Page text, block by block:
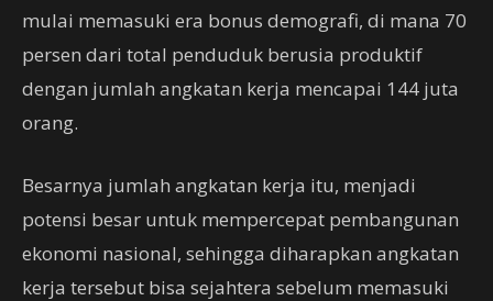
mulai memasuki era bonus demografi, di mana 70
persen dari total penduduk berusia produktif
dengan jumlah angkatan kerja mencapai 144 juta
orang.
Besarnya jumlah angkatan kerja itu, menjadi
potensi besar untuk mempercepat pembangunan
ekonomi nasional, sehingga diharapkan angkatan
kerja tersebut bisa sejahtera sebelum memasuki